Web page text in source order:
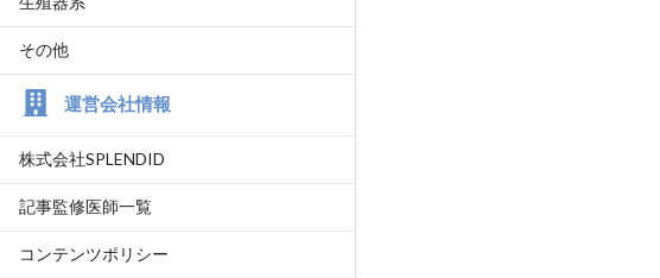
その他
運営会社情報
株式会社SPLENDID
記事監修医師一覧
コンテンツポリシー